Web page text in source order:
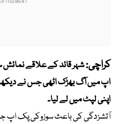
کراچی:شہر قائد کے علاقے
اپ میں آگ بھڑک اٹھی جس نے
اپنی لپٹ میں لے لیا۔
آتشزدگی کی باعث سوزوکی پک اپ